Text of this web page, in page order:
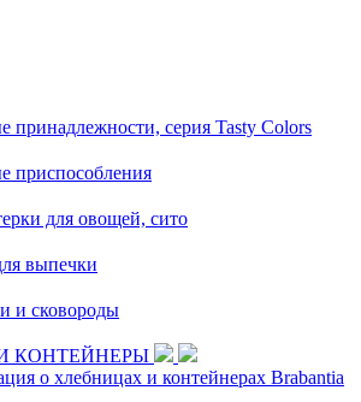
принадлежности, серия Tasty Colors
приспособления
для овощей, сито
выпечки
и сковороды
КОНТЕЙНЕРЫ
о хлебницах и контейнерах Brabantia